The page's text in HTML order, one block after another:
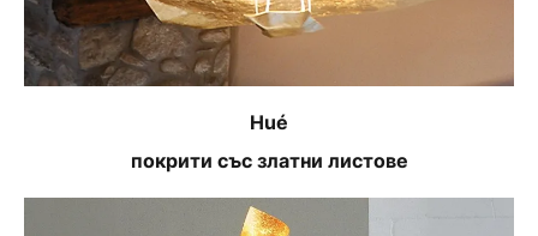
Hué
покрити със златни листове